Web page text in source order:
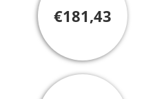
€181,43